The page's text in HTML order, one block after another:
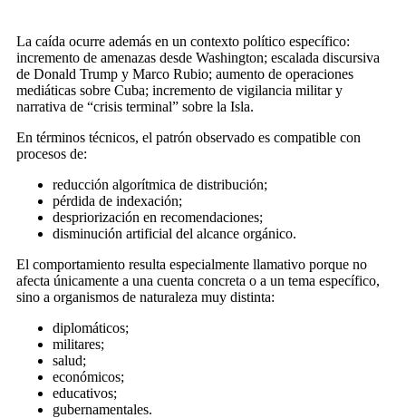
La caída ocurre además en un contexto político específico:
incremento de amenazas desde Washington; escalada discursiva
de Donald Trump y Marco Rubio; aumento de operaciones
mediáticas sobre Cuba; incremento de vigilancia militar y
narrativa de “crisis terminal” sobre la Isla.
En términos técnicos, el patrón observado es compatible con
procesos de:
reducción algorítmica de distribución;
pérdida de indexación;
despriorización en recomendaciones;
disminución artificial del alcance orgánico.
El comportamiento resulta especialmente llamativo porque no
afecta únicamente a una cuenta concreta o a un tema específico,
sino a organismos de naturaleza muy distinta:
diplomáticos;
militares;
salud;
económicos;
educativos;
gubernamentales.